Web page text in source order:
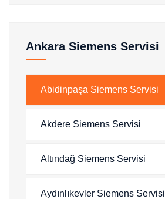
Ankara Siemens Servisi
Abidinpaşa Siemens Servisi
Akdere Siemens Servisi
Altındağ Siemens Servisi
Aydınlıkevler Siemens Servisi